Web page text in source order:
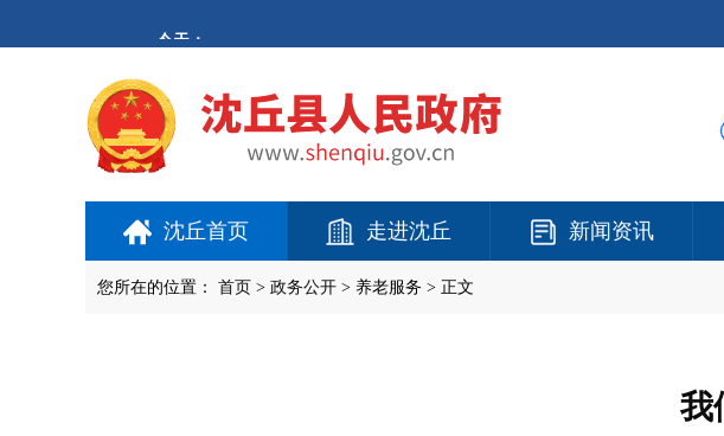
进
沈丘首页 走进沈丘 新闻资讯
您所在的位置： 首页 > 政务公开 > 养老服务 > 正文
我